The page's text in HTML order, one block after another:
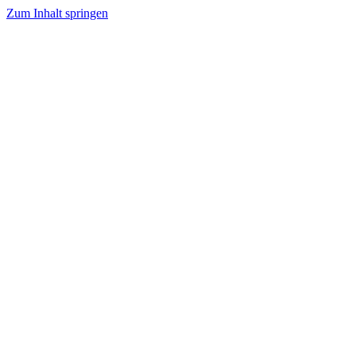
Zum Inhalt springen